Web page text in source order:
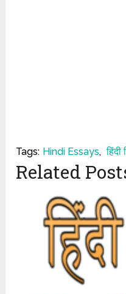
Tags: Hindi Essays, हिंदी
Related